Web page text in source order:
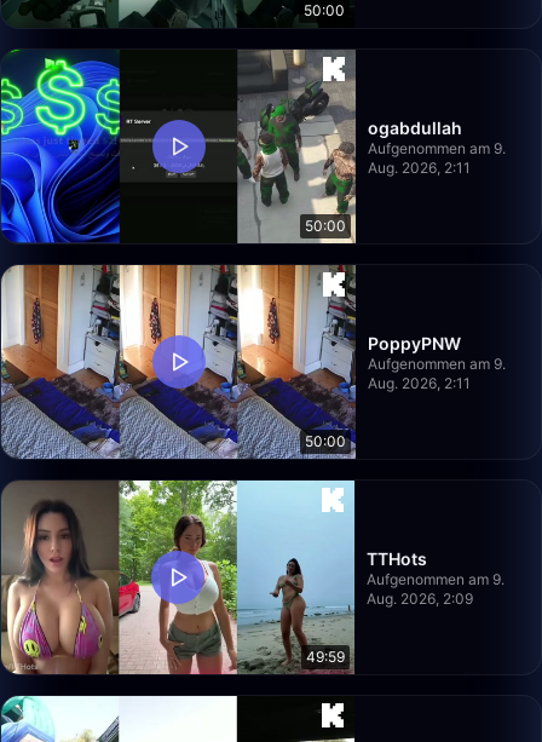
50:00
50:00
ogabdullah
Aufgenommen am 9.
Aug. 2026, 2:11
50:00
PoppyPNW
Aufgenommen am 9.
Aug. 2026, 2:11
49:59
TTHots
Aufgenommen am 9.
Aug. 2026, 2:09